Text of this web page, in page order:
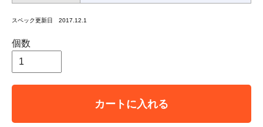
スペック更新日 2017.12.1
個数
カートに入れる